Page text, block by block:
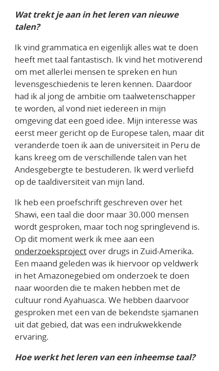
Wat trekt je aan in het leren van nieuwe
talen?
Ik vind grammatica en eigenlijk alles wat te doen
heeft met taal fantastisch. Ik vind het motiverend
om met allerlei mensen te spreken en hun
levensgeschiedenis te leren kennen. Daardoor
had ik al jong de ambitie om taalwetenschapper
te worden, al vond niet iedereen in mijn
omgeving dat een goed idee. Mijn interesse was
eerst meer gericht op de Europese talen, maar dit
veranderde toen ik aan de universiteit in Peru de
kans kreeg om de verschillende talen van het
Andesgebergte te bestuderen. Ik werd verliefd
op de taaldiversiteit van mijn land.
Ik heb een proefschrift geschreven over het
Shawi, een taal die door maar 30.000 mensen
wordt gesproken, maar toch nog springlevend is.
Op dit moment werk ik mee aan een
onderzoeksproject over drugs in Zuid-Amerika.
Een maand geleden was ik hiervoor op veldwerk
in het Amazonegebied om onderzoek te doen
naar woorden die te maken hebben met de
cultuur rond Ayahuasca. We hebben daarvoor
gesproken met een van de bekendste sjamanen
uit dat gebied, dat was een indrukwekkende
ervaring.
Hoe werkt het leren van een inheemse taal?